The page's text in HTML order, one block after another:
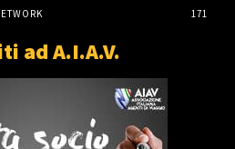
171
ad A.I.A.V.